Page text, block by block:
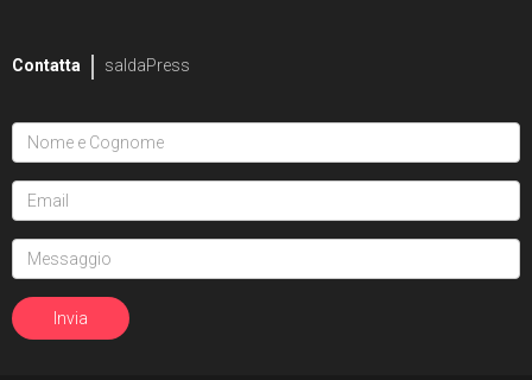
Contatta saldaPress